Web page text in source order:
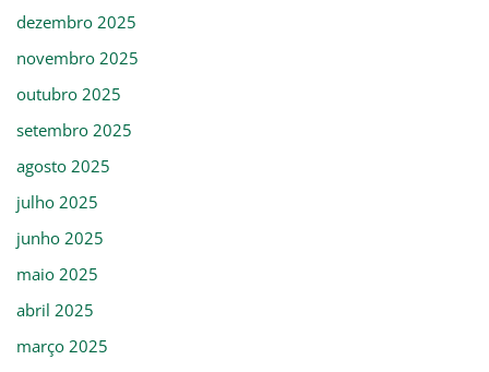
dezembro 2025
novembro 2025
outubro 2025
setembro 2025
agosto 2025
julho 2025
junho 2025
maio 2025
abril 2025
março 2025